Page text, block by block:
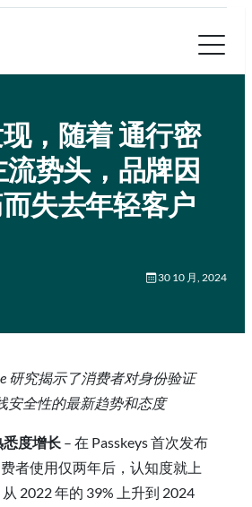
，随着 通行密
势头，品牌因
失去年轻客户
30 10 月, 2024
研究揭示了消费者对身份验证
安全性的最新趋势和态度
悉度增长 – 在 Passkeys 首次发布
者使用仅两年后，认知度就上
2022 年的 39% 上升到 2024